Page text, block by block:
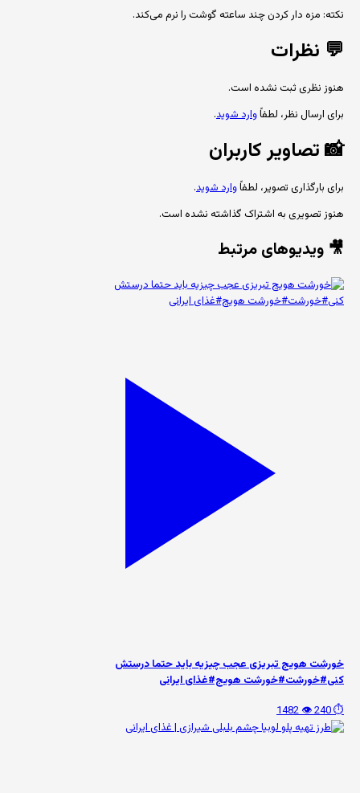
نکته: مزه دار کردن چند ساعته گوشت را نرم می‌کند.
💬 نظرات
هنوز نظری ثبت نشده است.
برای ارسال نظر، لطفاًوارد شوید.
📸تصاویر کاربران
برای بارگذاری تصویر، لطفاًوارد شوید.
هنوز تصویری به اشتراک گذاشته نشده است.
🎥 ویدیوهای مرتبط
خورشت هویج تبریزی عجب چیزیه باید حتما درستش
کنی#خورشت#خورشت هویج#غذای ایرانی
⏱️ 240
👁️ 1482